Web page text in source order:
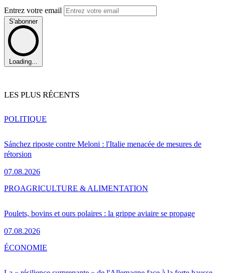
Entrez votre email
S'abonner
Loading...
LES PLUS RÉCENTS
Sánchez riposte contre Meloni : l'Italie menacée de mesures de
rétorsion
07.08.2026
POLITIQUE
Poulets, bovins et ours polaires : la grippe aviaire se propage
07.08.2026
PROAGRICULTURE & ALIMENTATION
ÉCONOMIE